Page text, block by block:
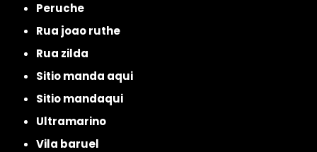
peruche
rua joao ruthe
rua zilda
sitio manda aqui
sitio mandaqui
ultramarino
vila baruel